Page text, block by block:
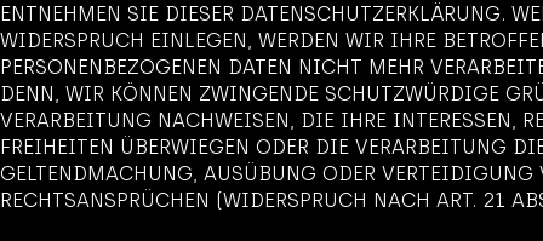
ENTNEHMEN SIE DIESER DATENSCHUTZERKLÄRUNG.
WIDERSPRUCH EINLEGEN, WERDEN WIR IHRE
PERSONENBEZOGENEN DATEN NICHT MEHR
DENN, WIR KÖNNEN ZWINGENDE SCHUTZWÜRDIGE
VERARBEITUNG NACHWEISEN, DIE IHRE INTERESSEN,
FREIHEITEN ÜBERWIEGEN ODER DIE VERARBEITUNG
GELTENDMACHUNG, AUSÜBUNG ODER VERTEIDIGUNG
RECHTSANSPRÜCHEN (WIDERSPRUCH NACH ART. 21